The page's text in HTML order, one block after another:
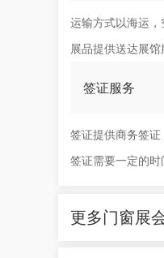
运输方式以海运，
展品提供送达展馆
签证服务
签证提供商务签证
签证需要一定的
更多门窗展